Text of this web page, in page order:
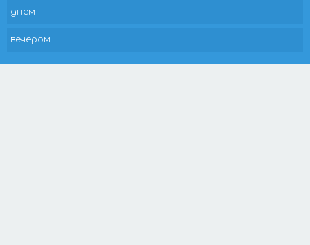
днем
вечером